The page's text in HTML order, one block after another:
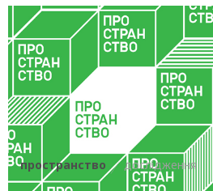
пространство дослідження